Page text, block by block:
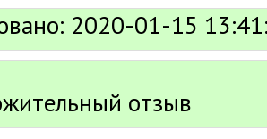
2020-01-15
отзыв